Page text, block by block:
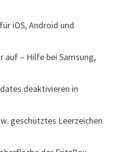
iOS, Android und
auf – Hilfe bei Samsung,
deaktivieren in
geschütztes Leerzeichen